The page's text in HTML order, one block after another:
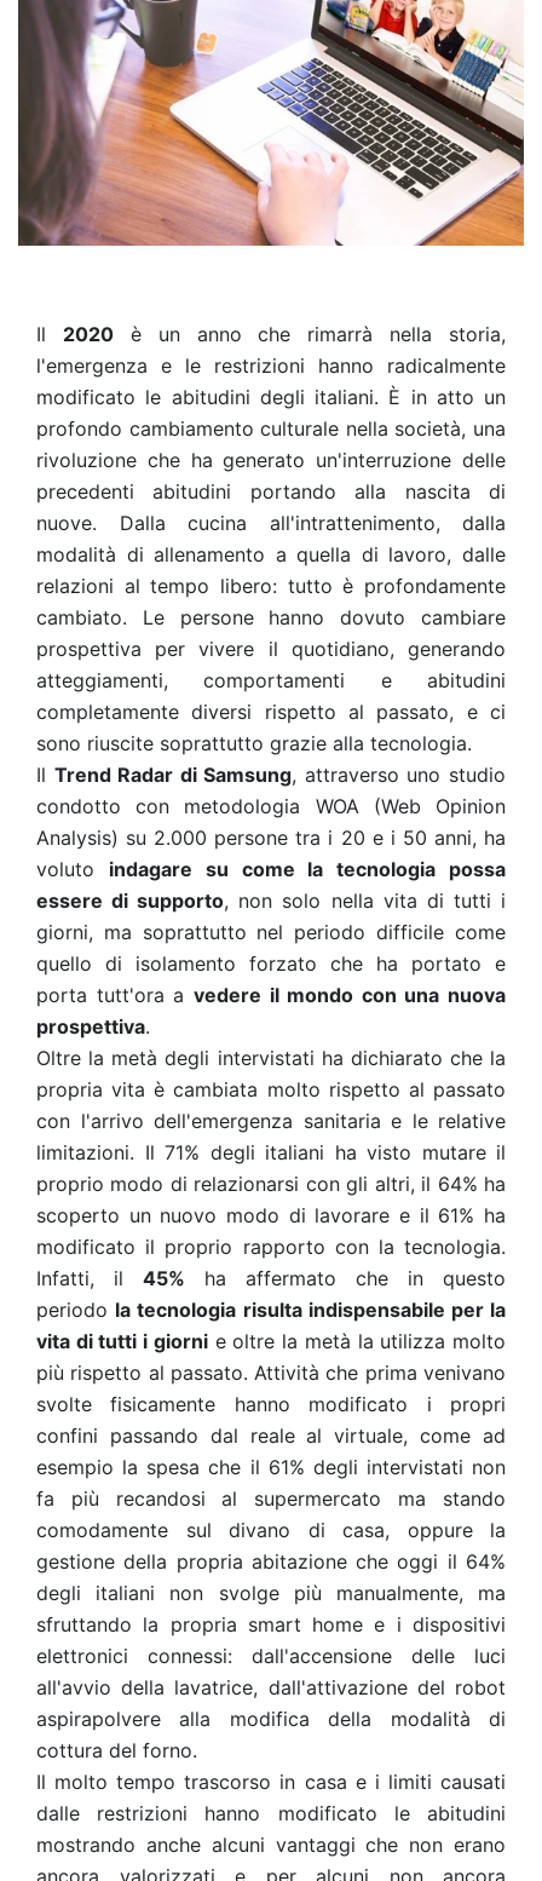
Il 2020è un anno che rimarrà nella storia,
l'emergenza e le restrizioni hanno radicalmente
modificato le abitudini degli italiani. È in atto un
profondo cambiamento culturale nella società, una
rivoluzione che ha generato un'interruzione delle
precedenti abitudini portando alla nascita di
nuove. Dalla cucina all'intrattenimento, dalla
modalità di allenamento a quella di lavoro, dalle
relazioni al tempo libero: tutto è profondamente
cambiato. Le persone hanno dovuto cambiare
prospettiva per vivere il quotidiano, generando
atteggiamenti, comportamenti e abitudini
completamente diversi rispetto al passato, e ci
sono riuscite soprattutto grazie alla tecnologia.
Il Trend Radar di Samsung, attraverso uno studio
condotto con metodologia WOA (Web Opinion
Analysis) su 2.000 persone tra i 20 e i 50 anni, ha
voluto indagare su come la tecnologia possa
essere di supporto, non solo nella vita di tutti i
giorni, ma soprattutto nel periodo difficile come
quello di isolamento forzato che ha portato e
porta tutt'ora a vedere il mondo con una nuova
prospettiva.
Oltre la metà degli intervistati ha dichiarato che la
propria vita è cambiata molto rispetto al passato
con l'arrivo dell'emergenza sanitaria e le relative
limitazioni. Il 71% degli italiani ha visto mutare il
proprio modo di relazionarsi con gli altri, il 64% ha
scoperto un nuovo modo di lavorare e il 61% ha
modificato il proprio rapporto con la tecnologia.
Infatti, il
45%
ha affermato che in questo
periodo la tecnologia risulta indispensabile per la
vita di tutti i giorni e oltre la metà la utilizza molto
più rispetto al passato. Attività che prima venivano
svolte fisicamente hanno modificato i propri
confini passando dal reale al virtuale, come ad
esempio la spesa che il 61% degli intervistati non
fa più recandosi al supermercato ma stando
comodamente sul divano di casa, oppure la
gestione della propria abitazione che oggi il 64%
degli italiani non svolge più manualmente, ma
sfruttando la propria smart home e i dispositivi
elettronici connessi: dall'accensione delle luci
all'avvio della lavatrice, dall'attivazione del robot
aspirapolvere alla modifica della modalità di
cottura del forno.
Il molto tempo trascorso in casa e i limiti causati
dalle restrizioni hanno modificato le abitudini
mostrando anche alcuni vantaggi che non erano
ancora valorizzati e per alcuni non ancora